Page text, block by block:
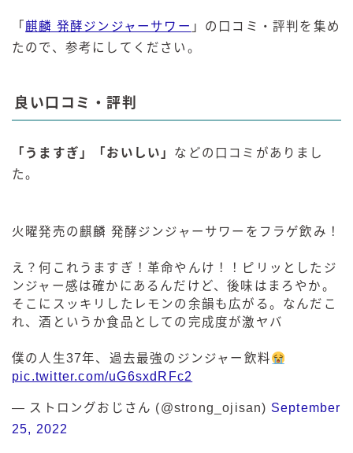
「 麒麟 発酵ジンジャーサワー 」の口コミ・評判を集め
たので、参考にしてください。
良い口コミ・評判
「うますぎ」「おいしい」 などの口コミがありまし
た。
火曜発売の麒麟 発酵ジンジャーサワーをフラゲ飲み！
え？何これうますぎ！革命やんけ！！ピリッとしたジ
ンジャー感は確かにあるんだけど、後味はまろやか。
そこにスッキリしたレモンの余韻も広がる。なんだこ
れ、酒というか食品としての完成度が激ヤバ
僕の人生37年、過去最強のジンジャー飲料
pic.twitter.com/uG6sxdRFc2
— ストロングおじさん (@strong_ojisan) September
25, 2022